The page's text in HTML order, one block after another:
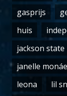
gasprijs
huis
jackson
janelle monáe
leona
lil